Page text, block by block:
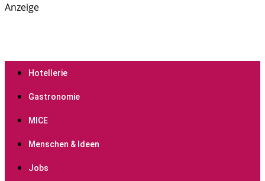
PREGAS: News- und Presseportal für die Hotellerie,
Anzeige
Hotellerie
Gastronomie
MICE
Menschen & Ideen
Jobs